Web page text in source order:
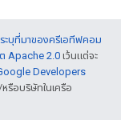
บุที่มาของครีเอทีฟคอม
Apache 2.0เว้นแต่จะ
Developers
รือบริษัทในเครือ